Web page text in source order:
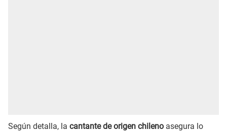
Según detalla, la cantante de origen chileno asegura lo